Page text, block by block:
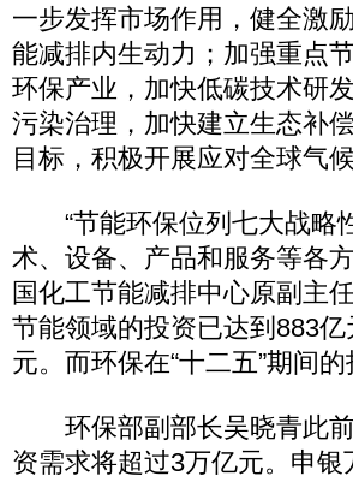
一步发挥市场作用，健全激
能减排内生动力；加强重点
环保产业，加快低碳技术研
污染治理，加快建立生态补
目标，积极开展应对全球气
“节能环保位列七大战略
术、设备、产品和服务等各
国化工节能减排中心原副主
节能领域的投资已达到883
元。而环保在“十二五”期间
环保部副部长吴晓青此前
资需求将超过3万亿元。申